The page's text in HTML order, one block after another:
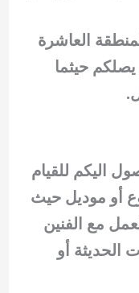
العاشرة
حيثما
اليكم للقيام
أو موديل حيث
مع الفنين
الحديثة أو